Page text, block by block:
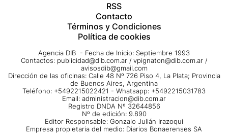
RSS
Contacto
Términos y Condiciones
Política de cookies
Agencia DIB - Fecha de Inicio: Septiembre 1993
Contactos: publicidad@dib.com.ar / vpignaton@dib.com.ar /
avisosdib@gmail.com
Dirección de las oficinas: Calle 48 Nº 726 Piso 4, La Plata; Provincia
de Buenos Aires, Argentina
Teléfono: +5492215022421 - Whatsapp: +5492215031783
Email: administracion@dib.com.ar
Registro DNDA Nº 32644856
Nº de edición: 9.890
Editor Responsable: Gonzalo Julián Irazoqui
Empresa propietaria del medio: Diarios Bonaerenses SA